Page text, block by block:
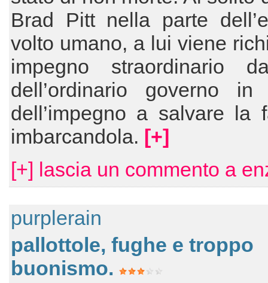
Brad Pitt nella parte
volto umano, a lui viene
impegno straordinario
dell’ordinario governo in
dell’impegno a salvare la
imbarcandola. [+]
[+] lascia un commento a
purplerain
pallottole, fughe e troppo
buonismo.